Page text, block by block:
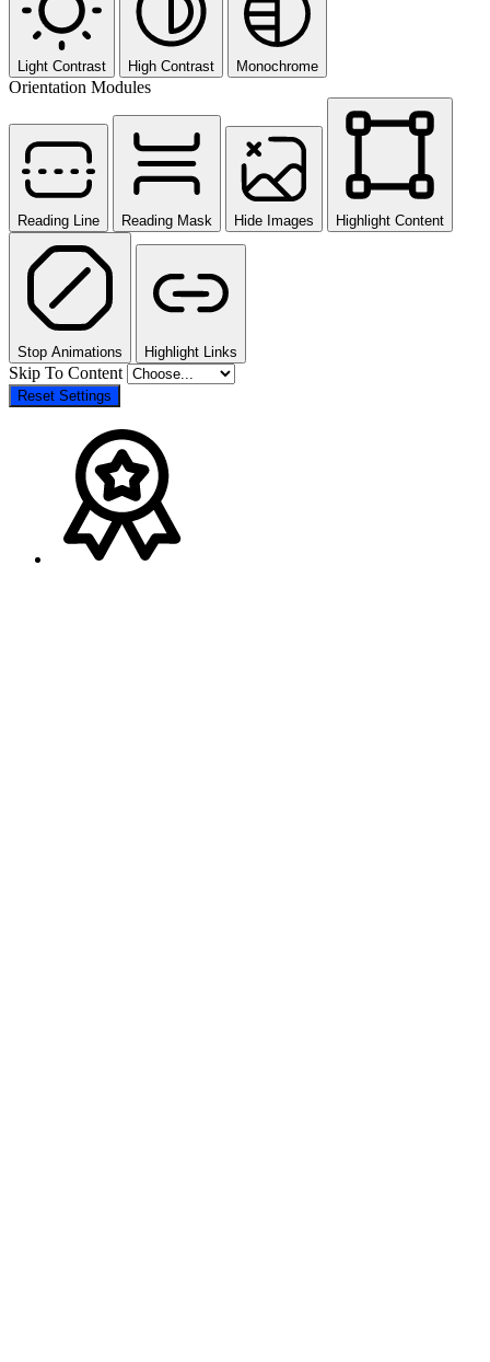
Light Contrast High Contrast Monochrome
Orientation Modules
Reading Line Reading Mask Hide Images Highlight Content
Stop Animations Highlight Links
Skip To Content
Reset Settings